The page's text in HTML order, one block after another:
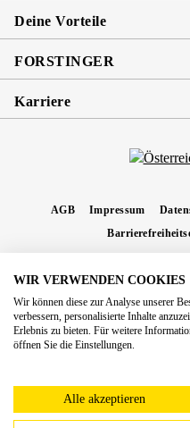
Deine Vorteile
FORSTINGER
Karriere
AGB Impressum
Nachnahmegebühren,
Copyright 2026
Königstetter Straße
europäschen Online-Streitbeilegungs-
WIR VERWENDEN COOKIES
Wir können diese zur Analyse unserer
verbessern, personalisierte Inhalte
Erlebnis zu bieten. Für weitere
öffnen Sie die Einstellungen.
Alle akzeptieren